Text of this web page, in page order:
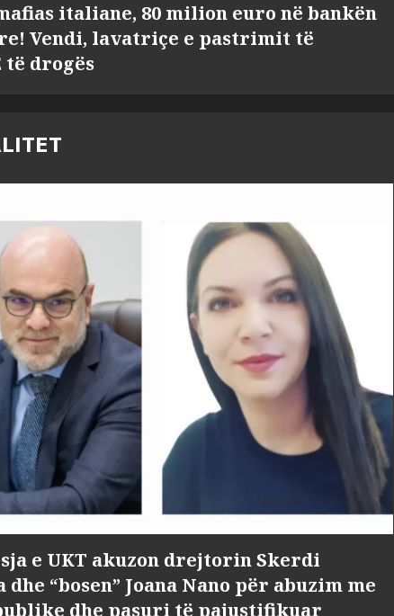
italiane, 80 milion euro në bankën
Vendi, lavatriçe e pastrimit të
të drogës
e UKT akuzon drejtorin Skerdi
dhe “bosen” Joana Nano për abuzim me
dhe pasuri të pajustifikuar